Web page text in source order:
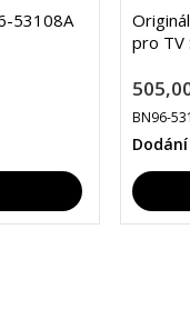
53108A
pro TV
BN96-